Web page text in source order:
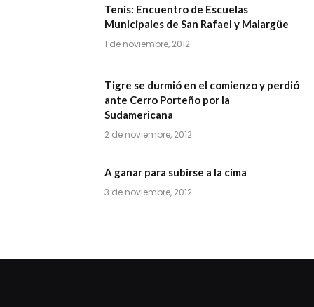
Tenis: Encuentro de Escuelas
Municipales de San Rafael y Malargüe
1 de noviembre, 2012
Tigre se durmió en el comienzo y perdió
ante Cerro Porteño por la
Sudamericana
2 de noviembre, 2012
A ganar para subirse a la cima
3 de noviembre, 2012